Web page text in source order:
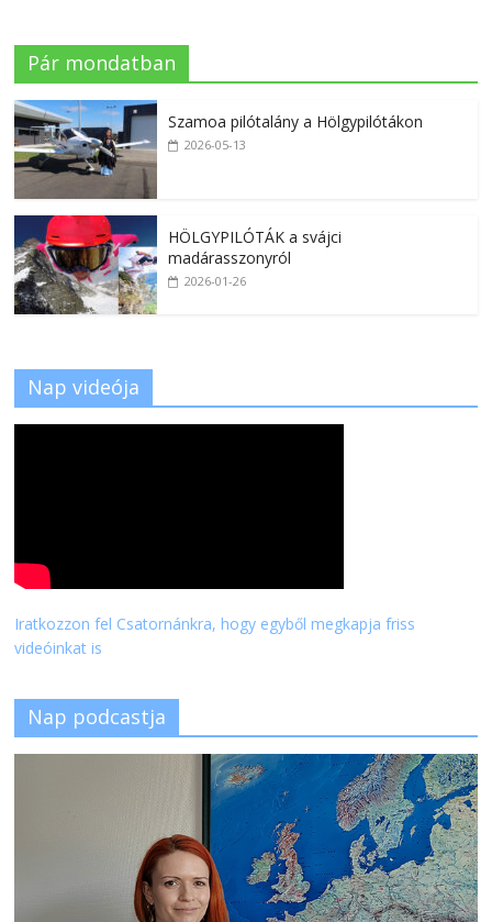
Pár mondatban
Szamoa pilótalány a Hölgypilótákon
2026-05-13
HÖLGYPILÓTÁK a svájci
madárasszonyról
2026-01-26
Nap videója
Iratkozzon fel Csatornánkra, hogy egyből megkapja friss
videóinkat is
Nap podcastja